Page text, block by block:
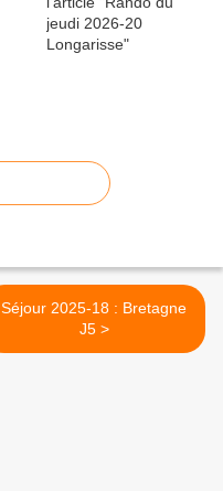
Séjour 2025-18 : Bretagne
J5 >